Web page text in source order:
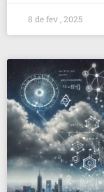
8 de fev , 2025